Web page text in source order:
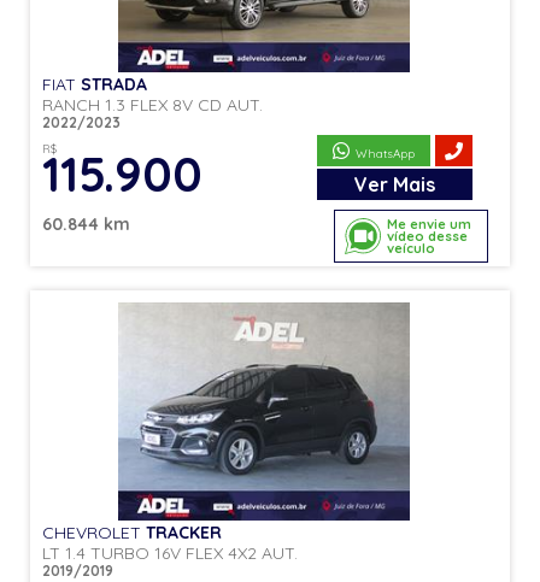
Me envie um
vídeo desse
veículo
FIAT STRADA
RANCH 1.3 FLEX 8V CD AUT.
2022/2023
R$
115.900 WhatsApp
Ver Mais
60.844 km
CHEVROLET TRACKER
LT 1.4 TURBO 16V FLEX 4X2 AUT.
2019/2019